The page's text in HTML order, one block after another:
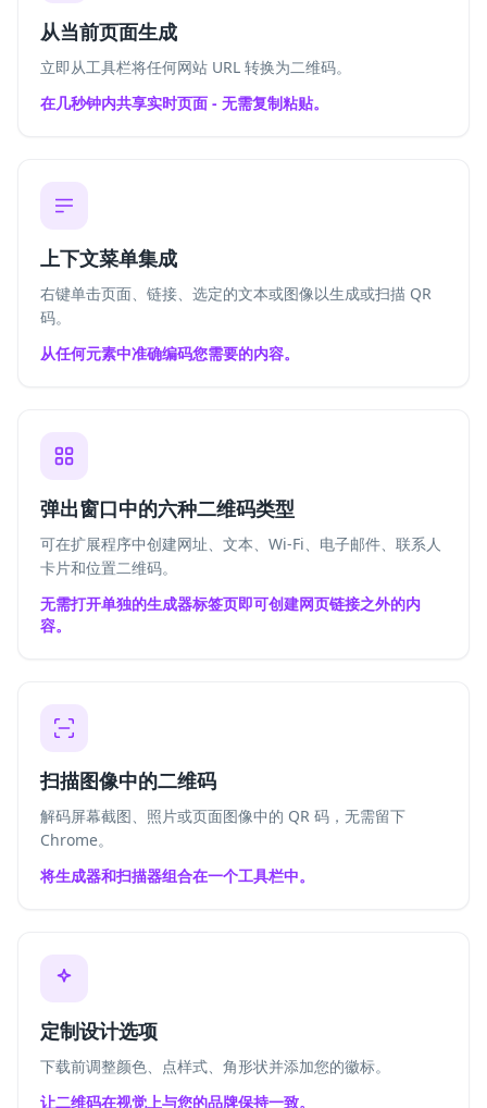
从当前页面生成
立即从工具栏将任何网站 URL 转换为二维码。
在几秒钟内共享实时页面 - 无需复制粘贴。
上下文菜单集成
右键单击页面、链接、选定的文本或图像以生成或扫描 QR
码。
从任何元素中准确编码您需要的内容。
弹出窗口中的六种二维码类型
可在扩展程序中创建网址、文本、Wi-Fi、电子邮件、联系人
卡片和位置二维码。
无需打开单独的生成器标签页即可创建网页链接之外的内
容。
扫描图像中的二维码
解码屏幕截图、照片或页面图像中的 QR 码，无需留下
Chrome。
将生成器和扫描器组合在一个工具栏中。
定制设计选项
下载前调整颜色、点样式、角形状并添加您的徽标。
让二维码在视觉上与您的品牌保持一致。